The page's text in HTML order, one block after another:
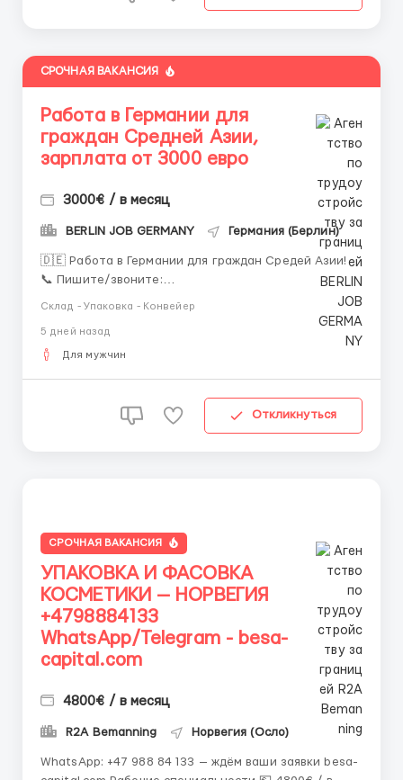
СРОЧНАЯ ВАКАНСИЯ
Работа в Германии для
граждан Средней Азии,
зарплата от 3000 евро
3000€ / в месяц
BERLIN JOB GERMANY Германия (Берлин)
🇩🇪 Работа в Германии для граждан Средей Азии!
📞 Пишите/звоните:
вакансии: Рабочие на заводах (сортировка и
упаковка) Сортировщики почтовых посылок
Склад - Упаковка - Конвейер
5 дней назад
Для мужчин
Откликнуться
СРОЧНАЯ ВАКАНСИЯ
УПАКОВКА И ФАСОВКА
КОСМЕТИКИ — НОРВЕГИЯ
+4798884133
WhatsApp/Telegram - besa-
capital.com
4800€ / в месяц
R2A Bemanning Норвегия (Осло)
WhatsApp: +47 988 84 133 — ждём ваши заявки besa-